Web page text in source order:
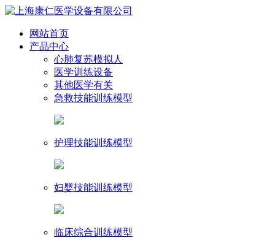
网站首页
产品中心
心肺复苏模拟人
医学训练设备
其他医学有关
急救技能训练模型
护理技能训练模型
妇婴技能训练模型
临床综合训练模型